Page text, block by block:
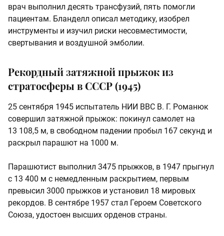
врач выполнил десять трансфузий, пять помогли
пациентам. Бланделл описал методику, изобрел
инструменты и изучил риски несовместимости,
свертывания и воздушной эмболии.
Рекордный затяжной прыжок из
стратосферы в СССР (1945)
25 сентября 1945 испытатель НИИ ВВС В. Г. Романюк
совершил затяжной прыжок: покинул самолет на
13 108,5 м, в свободном падении пробыл 167 секунд и
раскрыл парашют на 1000 м.
Парашютист выполнил 3475 прыжков, в 1947 прыгнул
с 13 400 м с немедленным раскрытием, первым
превысил 3000 прыжков и установил 18 мировых
рекордов. В сентябре 1957 стал Героем Советского
Союза, удостоен высших орденов страны.